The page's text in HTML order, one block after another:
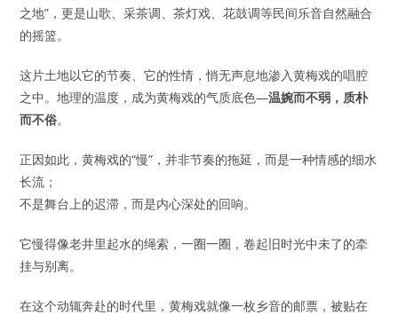
之地”，更是山歌、采茶调、茶灯戏、花鼓调等民间乐音自然融合
的摇篮。
这片土地以它的节奏、它的性情，悄无声息地渗入黄梅戏的唱腔
之中。地理的温度，成为黄梅戏的气质底色—温婉而不弱，质朴
而不俗。
正因如此，黄梅戏的“慢”，并非节奏的拖延，而是一种情感的细水
长流；
不是舞台上的迟滞，而是内心深处的回响。
它慢得像老井里起水的绳索，一圈一圈，卷起旧时光中未了的牵
挂与别离。
在这个动辄奔赴的时代里，黄梅戏就像一枚乡音的邮票，被贴在